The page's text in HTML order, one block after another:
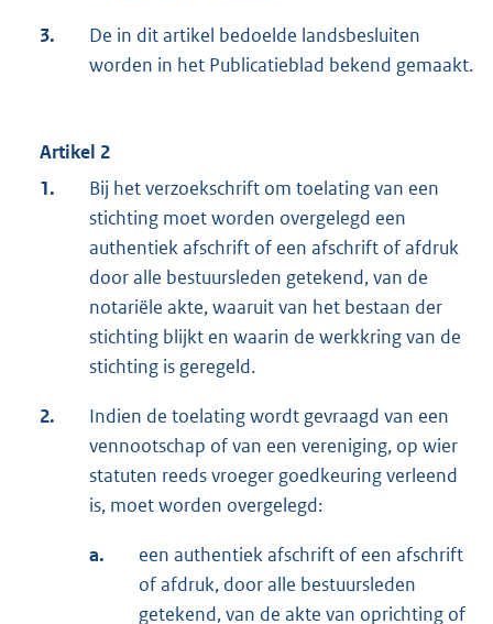
3.
De in dit artikel bedoelde landsbesluiten
worden in het Publicatieblad bekend gemaakt.
Artikel 2
1.
Bij het verzoekschrift om toelating van een
stichting moet worden overgelegd een
authentiek afschrift of een afschrift of afdruk
door alle bestuursleden getekend, van de
notariële akte, waaruit van het bestaan der
stichting blijkt en waarin de werkkring van de
stichting is geregeld.
2.
Indien de toelating wordt gevraagd van een
vennootschap of van een vereniging, op wier
statuten reeds vroeger goedkeuring verleend
is, moet worden overgelegd:
a.
een authentiek afschrift of een afschrift
of afdruk, door alle bestuursleden
getekend, van de akte van oprichting of